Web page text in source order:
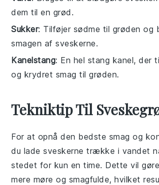
dem til en grød.
Sukker: Tilføjer sødme til grøden og
smagen af sveskerne.
Kanelstang: En hel stang kanel, der
og krydret smag til grøden.
Tekniktip Til
For at opnå den bedste smag og
du ladesveskerne trække i vandet
stedet for kun en time. Dette vil
mere møre og smagfulde, hvilket